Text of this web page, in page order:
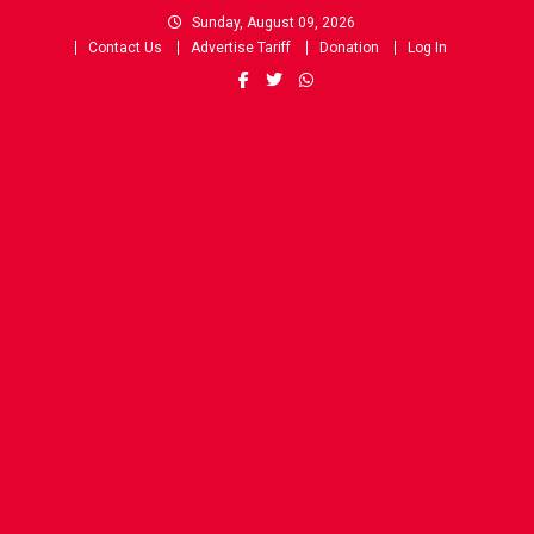
Sunday, August 09, 2026
Contact Us
Advertise Tariff Donation Log In